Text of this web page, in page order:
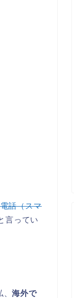
話（スマ
言ってい
、海外で